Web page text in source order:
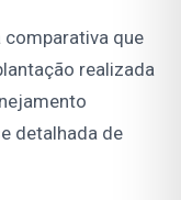
comparativa que
realizada
detalhada de